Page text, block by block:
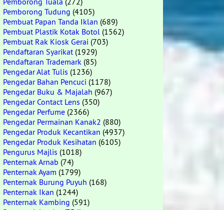
Pemborong Tudung (4105)
Pembuat Papan Tanda Iklan (689)
Pembuat Plastik Kotak Botol (1562)
Pembuat Rak Kiosk Gerai (703)
Pendaftaran Syarikat(1929)
Pendaftaran Trademark (85)
Pengedar Alat Tulis (1236)
Pengedar Bahan Pencuci (1178)
Pengedar Buku & Majalah (967)
Pengedar Contact Lens (350)
Pengedar Perfume (2366)
Pengedar Permainan Kanak2 (880)
Pengedar Produk Kecantikan (4937)
Pengedar Produk Kesihatan (6105)
Pengurus Majlis (1018)
Penternak Arnab (74)
Penternak Ayam (1799)
Penternak Burung Puyuh (168)
Penternak Ikan (1244)
Penternak Kambing (591)